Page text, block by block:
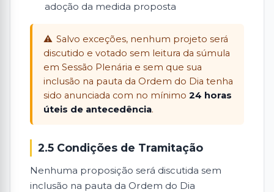
adoção da medida proposta
Salvo exceções, nenhum projeto será
discutido e votado sem leitura da súmula
em Sessão Plenária e sem que sua
inclusão na pauta da Ordem do Dia tenha
sido anunciada com no mínimo 24 horas
úteis de antecedência.
2.5 Condições de Tramitação
Nenhuma proposição será discutida sem
inclusão na pauta da Ordem do Dia